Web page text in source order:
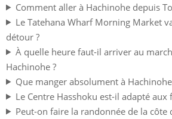
Comment aller à Hachinohe depuis
Le Tatehana Wharf Morning Market
détour ?
À quelle heure faut-il arriver au
Hachinohe ?
Que manger absolument à
Le Centre Hasshoku est-il adapté aux
Peut-on faire la randonnée de la côte